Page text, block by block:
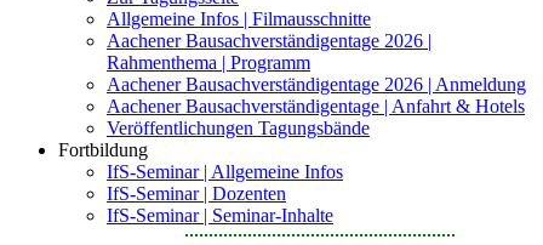
Allgemeine Infos | Filmausschnitte
Aachener Bausachverständigentage 2026 |
Rahmenthema | Programm
Aachener Bausachverständigentage 2026 | Anmeldung
Aachener Bausachverständigentage | Anfahrt & Hotels
Veröffentlichungen Tagungsbände
Fortbildung
IfS-Seminar | Allgemeine Infos
IfS-Seminar | Dozenten
IfS-Seminar | Seminar-Inhalte